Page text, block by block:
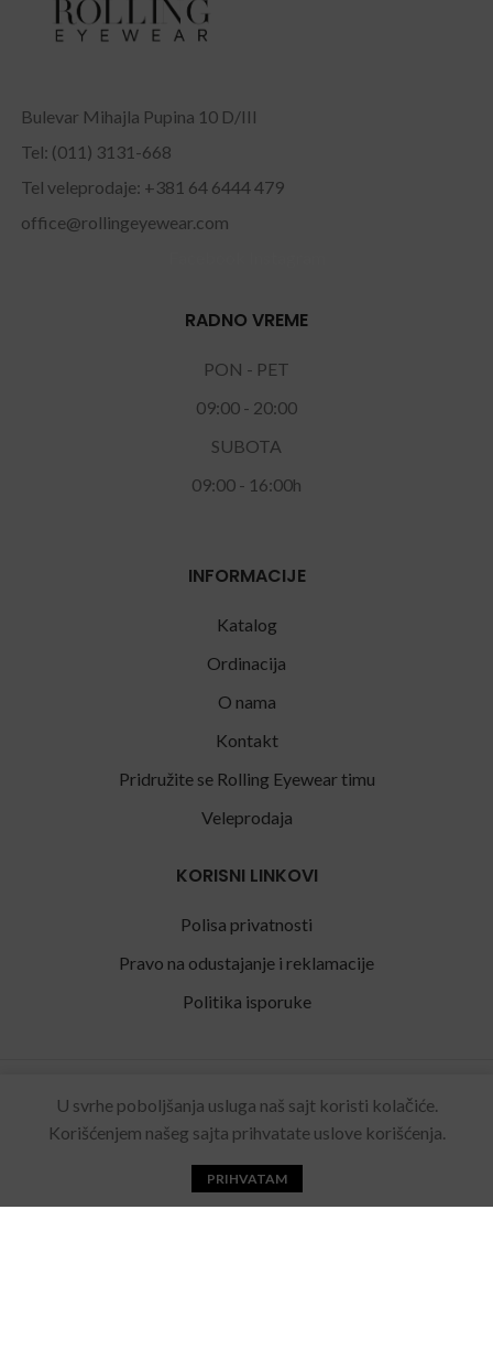
Bulevar Mihajla Pupina 10 D/III
Tel: (011) 3131-668
Tel veleprodaje: +381 64 6444 479
office@rollingeyewear.com
RADNO VREME
PON - PET
09:00 - 20:00
SUBOTA
09:00 - 16:00h
INFORMACIJE
Katalog
Ordinacija
O nama
Kontakt
Pridružite se Rolling Eyewear timu
Veleprodaja
KORISNI LINKOVI
Polisa privatnosti
Pravo na odustajanje i reklamacije
Politika isporuke
2022 Sva prava zadržana. Made by
Acebears
U svrhe poboljšanja usluga naš sajt koristi kolačiće.
Korišćenjem našeg sajta prihvatate uslove korišćenja.
PRIHVATAM